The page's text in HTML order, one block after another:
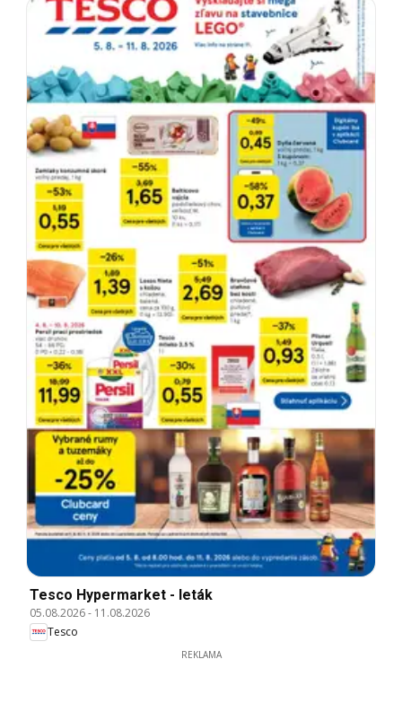
Tesco Hypermarket - leták
05.08.2026- 11.08.2026
Tesco
REKLAMA